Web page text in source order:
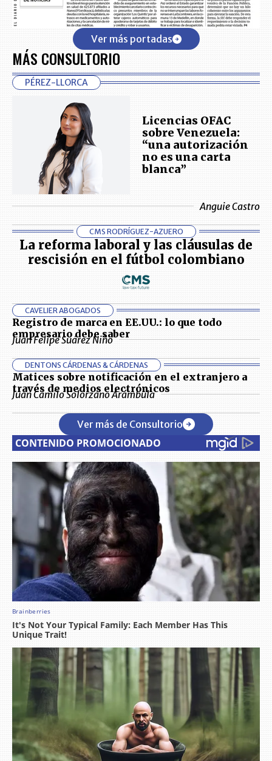
Ver más portadas
MÁS CONSULTORIO
PÉREZ-LLORCA
Licencias OFAC
sobre Venezuela:
“una autorización
no es una carta
blanca”
Anguie Castro
CMS RODRÍGUEZ-AZUERO
La reforma laboral y las cláusulas de
rescisión en el fútbol colombiano
CAVELIER ABOGADOS
Registro de marca en EE.UU.: lo que todo
empresario debe saber
Juan Felipe Suárez Niño
DENTONS CÁRDENAS & CÁRDENAS
Matices sobre notificación en el extranjero a
través de medios electrónicos
Juan Camilo Solórzano Arámbula
Ver más de Consultorio